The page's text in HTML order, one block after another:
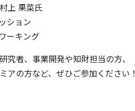
氏
ション
ーキング
究者、事業開発や知財担当の方、
アの方など、ぜひご参加ください！